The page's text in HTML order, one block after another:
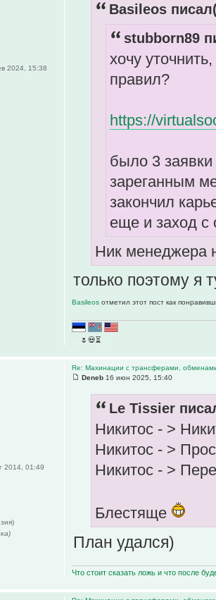
Basileos
stubborn89
хочу
правил?
https://
было 3
зареганным
закончил
еще и заход с
Ник менеджера
только поэтому я
Basileos отметил этот пост как
🌷💀⏳
2024, 15:38
Re: Махинации с трансферами,
Deneb 16 июн 2025, 15:40
Le Tissier
Никитос - >
Никитос - >
Никитос - >
Блестяще
План удался)
Что стоит сказать ложь и что после
2014, 01:49